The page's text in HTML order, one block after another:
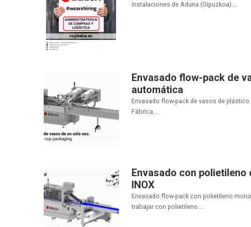
instalaciones de Aduna (Gipuzkoa)....
Envasado flow-pack de
automática
Envasado flow-pack de vasos de
Fábrica....
Envasado con polietileno
INOX
Envasado flow-pack con polietileno
trabajar con polietileno....